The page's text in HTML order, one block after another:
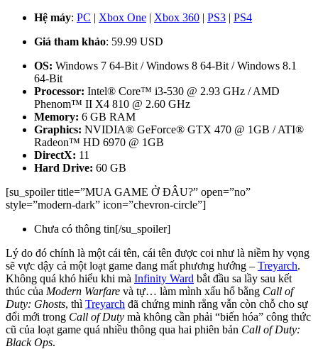
Hệ máy: PC | Xbox One | Xbox 360 | PS3 | PS4
Giá tham khảo: 59.99 USD
OS: Windows 7 64-Bit / Windows 8 64-Bit / Windows 8.1
64-Bit
Processor: Intel® Core™ i3-530 @ 2.93 GHz / AMD
Phenom™ II X4 810 @ 2.60 GHz
Memory: 6 GB RAM
Graphics: NVIDIA® GeForce® GTX 470 @ 1GB / ATI®
Radeon™ HD 6970 @ 1GB
DirectX: 11
Hard Drive: 60 GB
[su_spoiler title=”MUA GAME Ở ĐÂU?” open=”no”
style=”modern-dark” icon=”chevron-circle”]
Chưa có thông tin[/su_spoiler]
Lý do đó chính là một cái tên, cái tên được coi như là niềm hy vọng
sẽ vực dậy cả một loạt game đang mất phương hướng – Treyarch.
Không quá khó hiểu khi mà Infinity Ward bắt đầu sa lầy sau kết
thúc của Modern Warfare và tự… làm mình xấu hổ bằng Call of
Duty: Ghosts, thì Treyarch đã chứng minh rằng vẫn còn chỗ cho sự
đổi mới trong Call of Duty mà không cần phải “biến hóa” công thức
cũ của loạt game quá nhiều thông qua hai phiên bản Call of Duty:
Black Ops.